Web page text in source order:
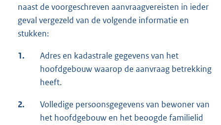
naast de voorgeschreven aanvraagvereisten in ieder
geval vergezeld van de volgende informatie en
stukken:
1.
Adres en kadastrale gegevens van het
hoofdgebouw waarop de aanvraag betrekking
heeft.
2.
Volledige persoonsgegevens van bewoner van
het hoofdgebouw en het beoogde familielid